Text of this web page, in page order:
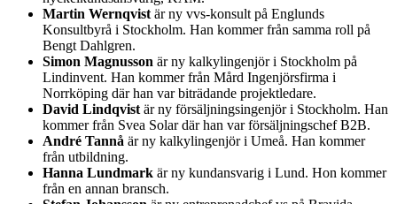
Martin Wernqvist är ny vvs-konsult på Englunds
Konsultbyrå i Stockholm. Han kommer från samma roll på
Bengt Dahlgren.
Simon Magnusson är ny kalkylingenjör i Stockholm på
Lindinvent. Han kommer från Mård Ingenjörsfirma i
Norrköping där han var biträdande projektledare.
David Lindqvist är ny försäljningsingenjör i Stockholm. Han
kommer från Svea Solar där han var försäljningschef B2B.
André Tannå är ny kalkylingenjör i Umeå. Han kommer
från utbildning.
Hanna Lundmark är ny kundansvarig i Lund. Hon kommer
från en annan bransch.